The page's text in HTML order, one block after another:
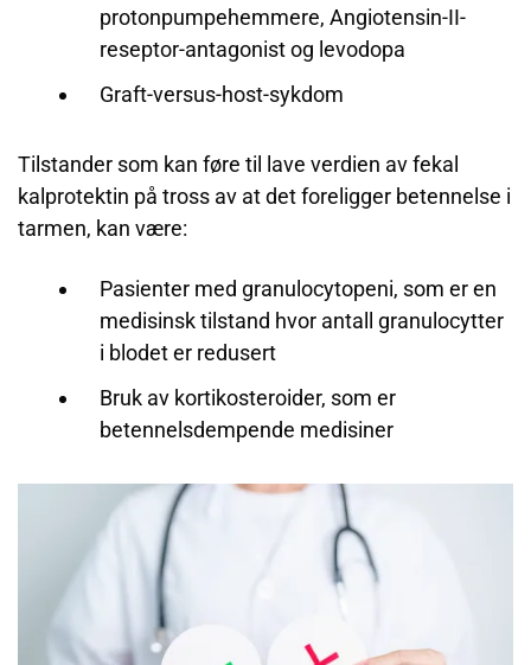
protonpumpehemmere, Angiotensin-II-
reseptor-antagonist og levodopa
Graft-versus-host-sykdom
Tilstander som kan føre til lave verdien av fekal
kalprotektin på tross av at det foreligger betennelse i
tarmen, kan være:
Pasienter med granulocytopeni, som er en
medisinsk tilstand hvor antall granulocytter
i blodet er redusert
Bruk av kortikosteroider, som er
betennelsdempende medisiner